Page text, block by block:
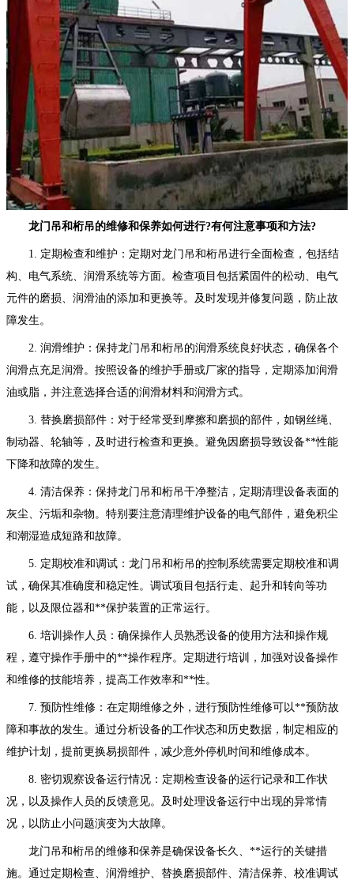
龙门吊和桁吊的维修和保养如何进行?有何注意事项和方法?
1. 定期检查和维护：定期对龙门吊和桁吊进行全面检查，包括结
构、电气系统、润滑系统等方面。检查项目包括紧固件的松动、电气
元件的磨损、润滑油的添加和更换等。及时发现并修复问题，防止故
障发生。
2. 润滑维护：保持龙门吊和桁吊的润滑系统良好状态，确保各个
润滑点充足润滑。按照设备的维护手册或厂家的指导，定期添加润滑
油或脂，并注意选择合适的润滑材料和润滑方式。
3. 替换磨损部件：对于经常受到摩擦和磨损的部件，如钢丝绳、
制动器、轮轴等，及时进行检查和更换。避免因磨损导致设备**性能
下降和故障的发生。
4. 清洁保养：保持龙门吊和桁吊干净整洁，定期清理设备表面的
灰尘、污垢和杂物。特别要注意清理维护设备的电气部件，避免积尘
和潮湿造成短路和故障。
5. 定期校准和调试：龙门吊和桁吊的控制系统需要定期校准和调
试，确保其准确度和稳定性。调试项目包括行走、起升和转向等功
能，以及限位器和**保护装置的正常运行。
6. 培训操作人员：确保操作人员熟悉设备的使用方法和操作规
程，遵守操作手册中的**操作程序。定期进行培训，加强对设备操作
和维修的技能培养，提高工作效率和**性。
7. 预防性维修：在定期维修之外，进行预防性维修可以**预防故
障和事故的发生。通过分析设备的工作状态和历史数据，制定相应的
维护计划，提前更换易损部件，减少意外停机时间和维修成本。
8. 密切观察设备运行情况：定期检查设备的运行记录和工作状
况，以及操作人员的反馈意见。及时处理设备运行中出现的异常情
况，以防止小问题演变为大故障。
龙门吊和桁吊的维修和保养是确保设备长久、**运行的关键措
施。通过定期检查、润滑维护、替换磨损部件、清洁保养、校准调试